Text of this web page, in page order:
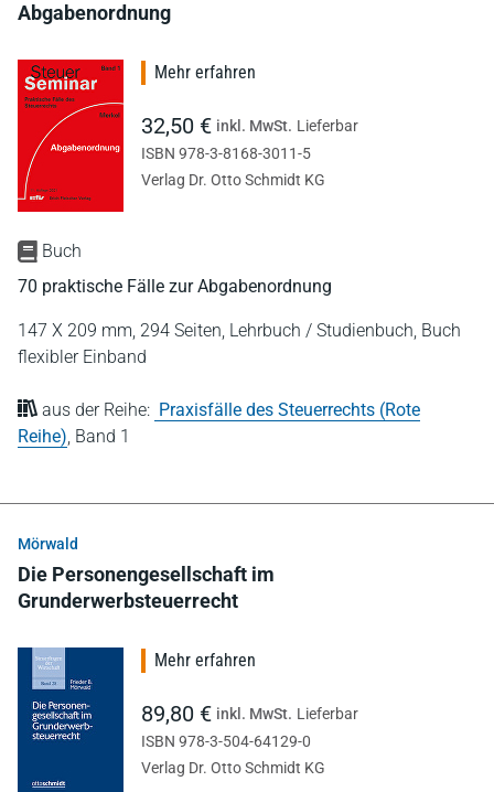
Abgabenordnung
Buch
70 praktische Fälle zur Abgabenordnung
147 X 209 mm, 294 Seiten, Lehrbuch / Studienbuch, Buch
flexibler Einband
aus der Reihe: Praxisfälle des Steuerrechts (Rote
Reihe), Band 1
Mehr erfahren
32,50 € inkl. MwSt. Lieferbar
ISBN 978-3-8168-3011-5
Verlag Dr. Otto Schmidt KG
Mörwald
Die Personengesellschaft im
Grunderwerbsteuerrecht
Mehr erfahren
89,80 € inkl. MwSt. Lieferbar
ISBN 978-3-504-64129-0
Verlag Dr. Otto Schmidt KG